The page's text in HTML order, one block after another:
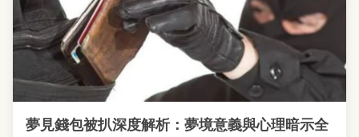
夢見錢包被扒深度解析：夢境意義與心理暗示全